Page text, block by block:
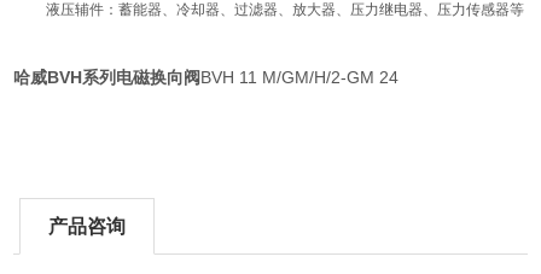
液压辅件 ：蓄能器、冷却器、过滤器、放大器、压力继电器、压力传感器等
哈威BVH系列电磁换向阀BVH 11 M/GM/H/2-GM 24
产品咨询